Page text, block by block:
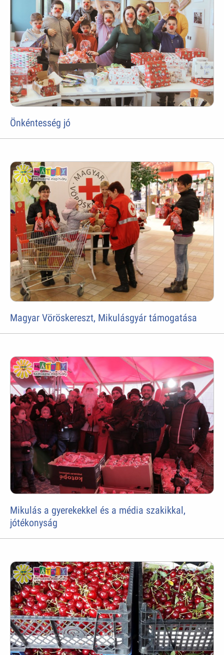
Önkéntesség jó
Magyar Vöröskereszt, Mikulásgyár támogatása
Mikulás a gyerekekkel és a média szakikkal,
jótékonyság